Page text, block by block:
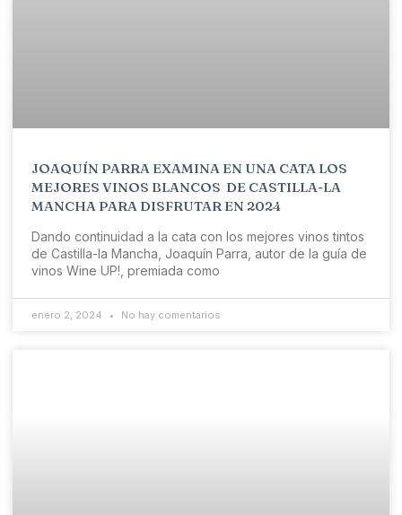
JOAQUÍN PARRA EXAMINA EN UNA CATA LOS
MEJORES VINOS BLANCOS DE CASTILLA-LA
MANCHA PARA DISFRUTAR EN 2024
Dando continuidad a la cata con los mejores vinos tintos
de Castilla-la Mancha, Joaquín Parra, autor de la guía de
vinos Wine UP!, premiada como
enero 2, 2024 No hay comentarios